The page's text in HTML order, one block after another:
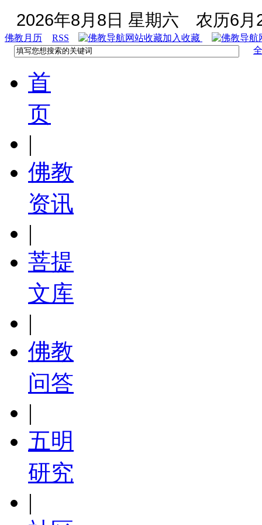
2026年8月8日 星期六 农历6月
佛教月历 RSS
加入收藏
首
页
|
佛教
资讯
|
菩提
文库
|
佛教
问答
|
五明
研究
|